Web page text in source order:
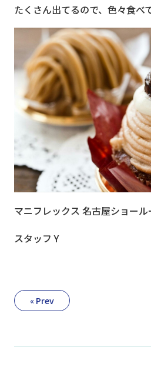
たくさん出てるので、色々食べ
マニフレックス 名古屋ショール
スタッフ Y
« Prev